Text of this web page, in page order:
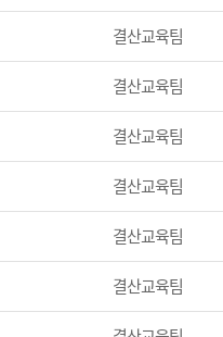
결산교육팀
결산교육팀
결산교육팀
결산교육팀
결산교육팀
결산교육팀